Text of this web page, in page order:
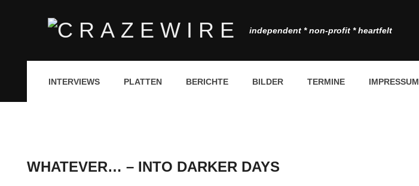
independent * non-profit * heartfelt
INTERVIEWS PLATTEN BERICHTE BILDER TERMINE IMPRESSUM
WHATEVER… – INTO DARKER DAYS